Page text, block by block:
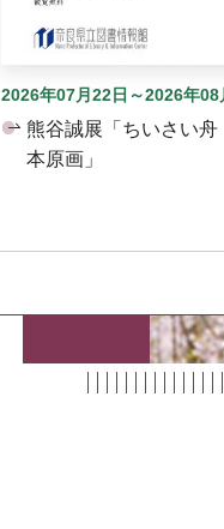
2026年07月22日～2026年08
熊谷誠展「ちいさい
本原画」